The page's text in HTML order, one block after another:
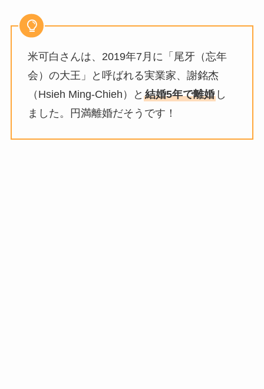
米可白さんは、2019年7月に「尾牙（忘年
会）の大王」と呼ばれる実業家、謝銘杰
（Hsieh Ming-Chieh）と 結婚5年で離婚し
ました。円満離婚だそうです！